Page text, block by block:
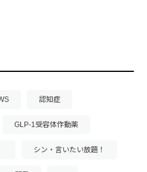
認知症
GLP-1受容体作動薬
シン・言いたい放題！